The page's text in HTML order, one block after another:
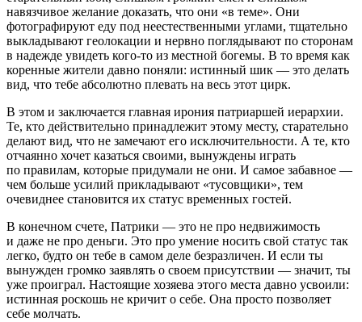
навязчивое желание доказать, что они «в теме». Они
фотографируют еду под неестественными углами, тщательно
выкладывают геолокации и нервно поглядывают по сторонам
в надежде увидеть кого-то из местной богемы. В то время как
коренные жители давно поняли: истинный шик — это делать
вид, что тебе абсолютно плевать на весь этот цирк.
В этом и заключается главная ирония патриаршей иерархии.
Те, кто действительно принадлежит этому месту, старательно
делают вид, что не замечают его исключительности. А те, кто
отчаянно хочет казаться своими, вынуждены играть
по правилам, которые придумали не они. И самое забавное —
чем больше усилий прикладывают «тусовщики», тем
очевиднее становится их статус временных гостей.
В конечном счете, Патрики — это не про недвижимость
и даже не про деньги. Это про умение носить свой статус так
легко, будто он тебе в самом деле безразличен. И если ты
вынужден громко заявлять о своем присутствии — значит, ты
уже проиграл. Настоящие хозяева этого места давно усвоили:
истинная роскошь не кричит о себе. Она просто позволяет
себе молчать.